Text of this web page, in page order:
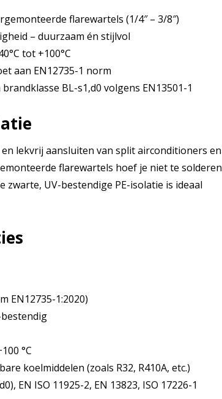
flarewartels (1/4″ – 3/8″)
– duurzaam én stijlvol
tot +100°C
aan EN12735-1 norm
BL-s1,d0 volgens EN13501-1
lekvrij aansluiten van split airconditioners en
flarewartels hoef je niet te solderen
zwarte, UV-bestendige PE-isolatie is ideaal
EN12735-1:2020)
°C
koelmiddelen (zoals R32, R410A, etc.)
EN ISO 11925-2, EN 13823, ISO 17226-1